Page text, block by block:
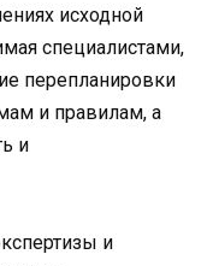
исходной
специалистами,
перепланировки
и правилам, а
и
и